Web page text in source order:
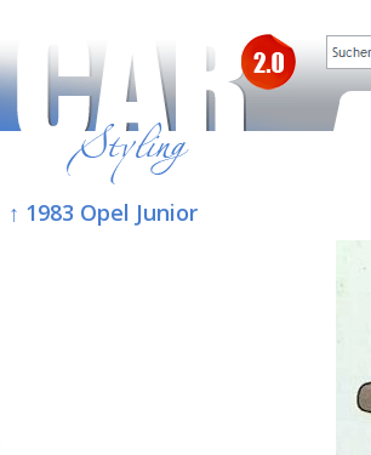
↑ 1983 Opel Junior